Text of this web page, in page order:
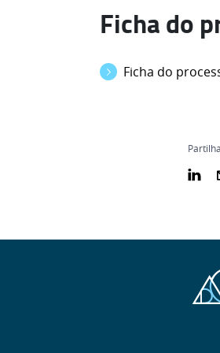
Ficha do
Ficha do
Partilha